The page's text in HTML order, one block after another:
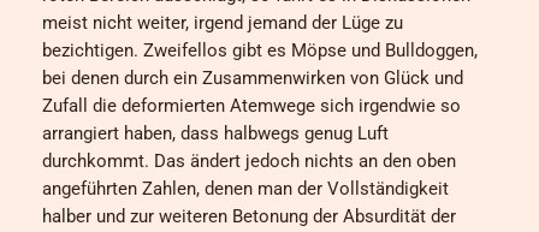
meist nicht weiter, irgend jemand der Lüge zu
bezichtigen. Zweifellos gibt es Möpse und Bulldoggen,
bei denen durch ein Zusammenwirken von Glück und
Zufall die deformierten Atemwege sich irgendwie so
arrangiert haben, dass halbwegs genug Luft
durchkommt. Das ändert jedoch nichts an den oben
angeführten Zahlen, denen man der Vollständigkeit
halber und zur weiteren Betonung der Absurdität der